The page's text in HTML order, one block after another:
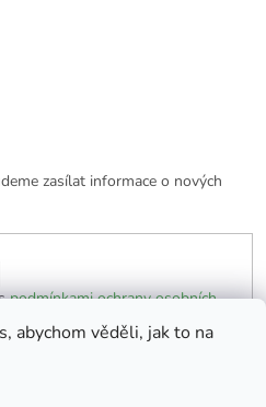
abychom věděli, jak to na
zasílat informace o nových
podmínkami ochrany osobních